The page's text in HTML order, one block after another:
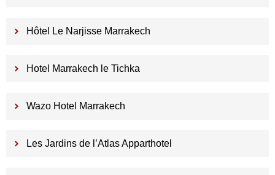
Hôtel Le Narjisse Marrakech
Hotel Marrakech le Tichka
Wazo Hotel Marrakech
Les Jardins de l’Atlas Apparthotel